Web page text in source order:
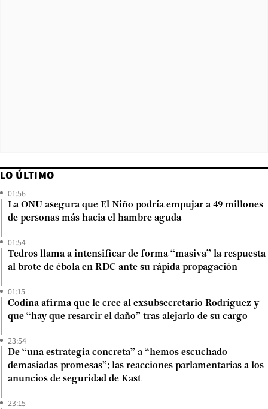
LO ÚLTIMO
01:56
La ONU asegura que El Niño podría empujar a 49 millones
de personas más hacia el hambre aguda
01:54
Tedros llama a intensificar de forma “masiva” la respuesta
al brote de ébola en RDC ante su rápida propagación
01:15
Codina afirma que le cree al exsubsecretario Rodríguez y
que “hay que resarcir el daño” tras alejarlo de su cargo
23:54
De “una estrategia concreta” a “hemos escuchado
demasiadas promesas”: las reacciones parlamentarias a los
anuncios de seguridad de Kast
23:15